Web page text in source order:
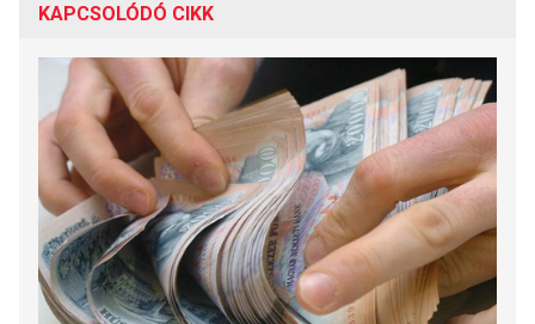
KAPCSOLÓDÓ CIKK